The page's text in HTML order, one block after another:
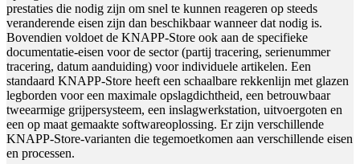
prestaties die nodig zijn om snel te kunnen reageren op steeds
veranderende eisen zijn dan beschikbaar wanneer dat nodig is.
Bovendien voldoet de KNAPP-Store ook aan de specifieke
documentatie-eisen voor de sector (partij tracering, serienummer
tracering, datum aanduiding) voor individuele artikelen. Een
standaard KNAPP-Store heeft een schaalbare rekkenlijn met glazen
legborden voor een maximale opslagdichtheid, een betrouwbaar
tweearmige grijpersysteem, een inslagwerkstation, uitvoergoten en
een op maat gemaakte softwareoplossing. Er zijn verschillende
KNAPP-Store-varianten die tegemoetkomen aan verschillende eisen
en processen.